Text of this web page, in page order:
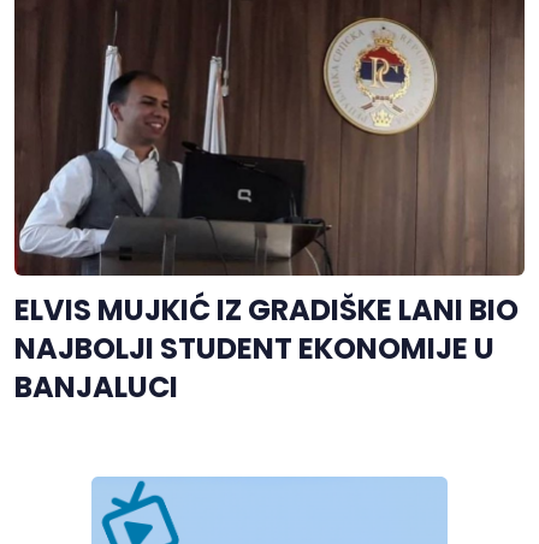
ELVIS MUJKIĆ IZ GRADIŠKE LANI BIO
NAJBOLJI STUDENT EKONOMIJE U
BANJALUCI